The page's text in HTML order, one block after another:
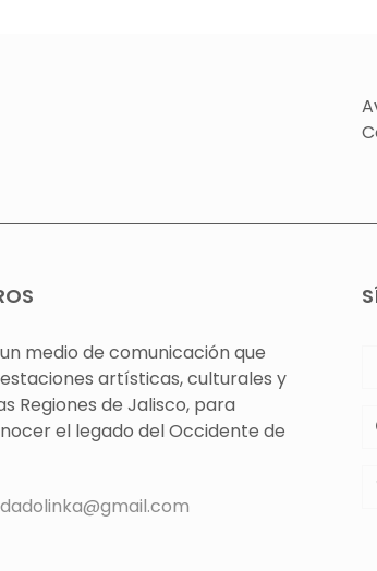
medio de comunicación que
artísticas, culturales y
Regiones de Jalisco, para
el legado del Occidente de